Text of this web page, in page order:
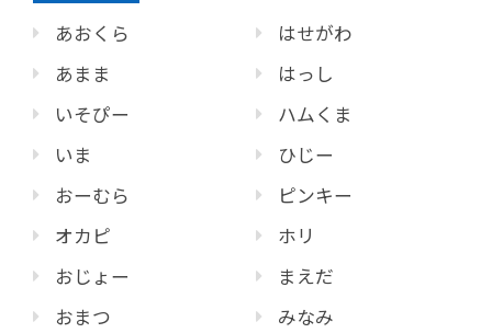
あおくら
あまま
いそぴー
いま
おーむら
オカピ
おじょー
おまつ
はせがわ
はっし
ハムくま
ひじー
ピンキー
ホリ
まえだ
みなみ